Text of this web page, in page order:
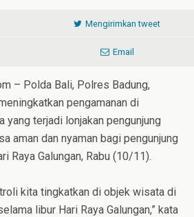
Mengirimkan tweet
Email
– Polda Bali, Polres Badung,
pengamanan di
yang terjadi lonjakan pengunjung
aman dan nyaman bagi pengunjung
Raya Galungan, Rabu (10/11).
kita tingkatkan di objek wisata di
libur Hari Raya Galungan,” kata